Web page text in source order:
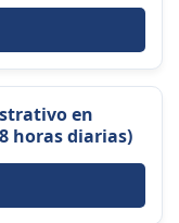
en
horas diarias)